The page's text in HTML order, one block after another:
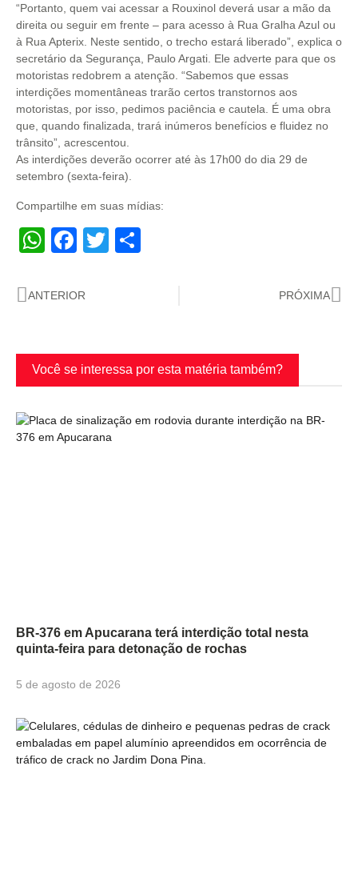
“Portanto, quem vai acessar a Rouxinol deverá usar a mão da
direita ou seguir em frente – para acesso à Rua Gralha Azul ou
à Rua Apterix. Neste sentido, o trecho estará liberado”, explica o
secretário da Segurança, Paulo Argati. Ele adverte para que os
motoristas redobrem a atenção. “Sabemos que essas
interdições momentâneas trarão certos transtornos aos
motoristas, por isso, pedimos paciência e cautela. É uma obra
que, quando finalizada, trará inúmeros benefícios e fluidez no
trânsito”, acrescentou.
As interdições deverão ocorrer até às 17h00 do dia 29 de
setembro (sexta-feira).
Compartilhe em suas mídias:
WhatsApp
Facebook
Twitter
ANTERIOR PRÓXIMA
Você se interessa por esta matéria também?
BR-376 em Apucarana terá interdição total nesta
quinta-feira para detonação de rochas
5 de agosto de 2026